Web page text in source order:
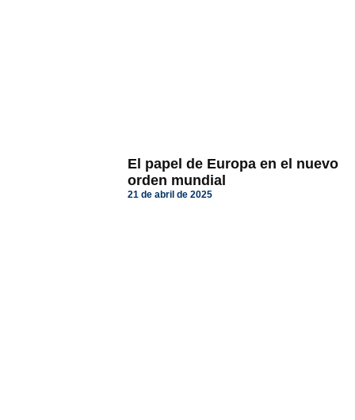
El papel de Europa en el nuevo
orden mundial
21 de abril de 2025